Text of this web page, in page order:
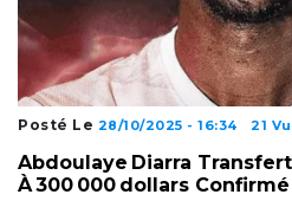
Posté Le 28/10/2025 - 16:34 21
Abdoulaye Diarra
À 300 000 Dollars Confirmé